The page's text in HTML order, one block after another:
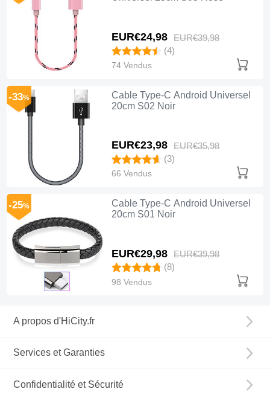
EUR€24,98 EUR€39,98
(4)
74 Vendus
Cable Type-C Android Universel
20cm S02 Noir
EUR€23,98 EUR€35,98
-33%
(3)
66 Vendus
Cable Type-C Android Universel
20cm S01 Noir
EUR€29,98 EUR€39,98
-25%
(8)
98 Vendus
A propos d'HiCity.fr
Services et Garanties
Confidentialité et Sécurité